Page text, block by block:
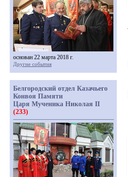
основан 22 марта 2018 г.
Другие события
Белгородский отдел Казачьего
Конвоя Памяти
Царя Мученика Николая II
(233)